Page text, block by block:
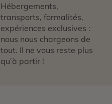
Hébergements,
transports, formalités,
expériences exclusives :
nous nous chargeons de
tout. Il ne vous reste plus
qu’à partir !